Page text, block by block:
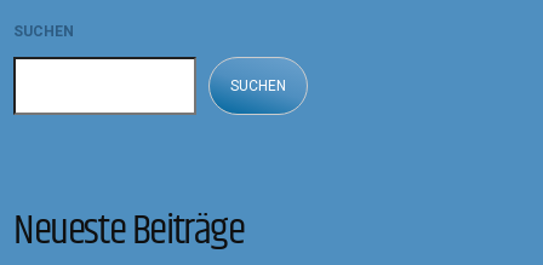
SUCHEN
SUCHEN
Neueste Beiträge